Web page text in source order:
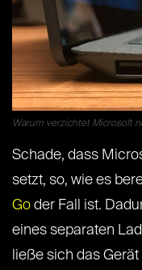
Warum verzichtet Microsoft
Schade, dass
setzt, so, wie es
Go der Fall ist.
eines separaten
ließe sich das